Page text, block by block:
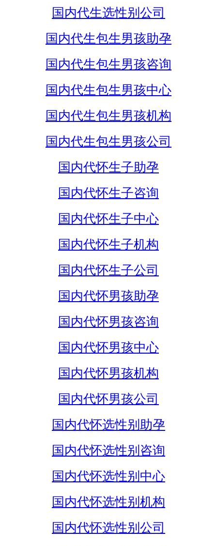
国内代生选性别公司
国内代生包生男孩助孕
国内代生包生男孩咨询
国内代生包生男孩中心
国内代生包生男孩机构
国内代生包生男孩公司
国内代怀生子助孕
国内代怀生子咨询
国内代怀生子中心
国内代怀生子机构
国内代怀生子公司
国内代怀男孩助孕
国内代怀男孩咨询
国内代怀男孩中心
国内代怀男孩机构
国内代怀男孩公司
国内代怀选性别助孕
国内代怀选性别咨询
国内代怀选性别中心
国内代怀选性别机构
国内代怀选性别公司